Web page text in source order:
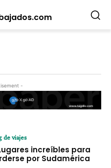
-
de viajes
increíbles para
por Sudamérica